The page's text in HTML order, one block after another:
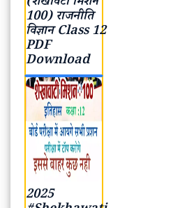
2025
#Shekhawati
Mission 100
(शेखावटी मिशन
100) इतिहास
Class 12 PDF
Download